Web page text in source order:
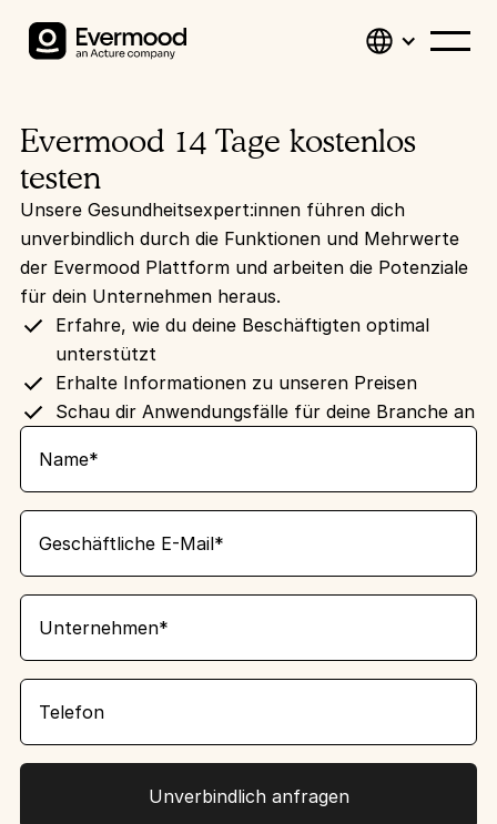
Evermood 14 Tage kostenlos
testen
Unsere Gesundheitsexpert:innen führen dich
unverbindlich durch die Funktionen und Mehrwerte
der Evermood Plattform und arbeiten die Potenziale
für dein Unternehmen heraus.
Erfahre, wie du deine Beschäftigten optimal
unterstützt
Erhalte Informationen zu unseren Preisen
Schau dir Anwendungsfälle für deine Branche an